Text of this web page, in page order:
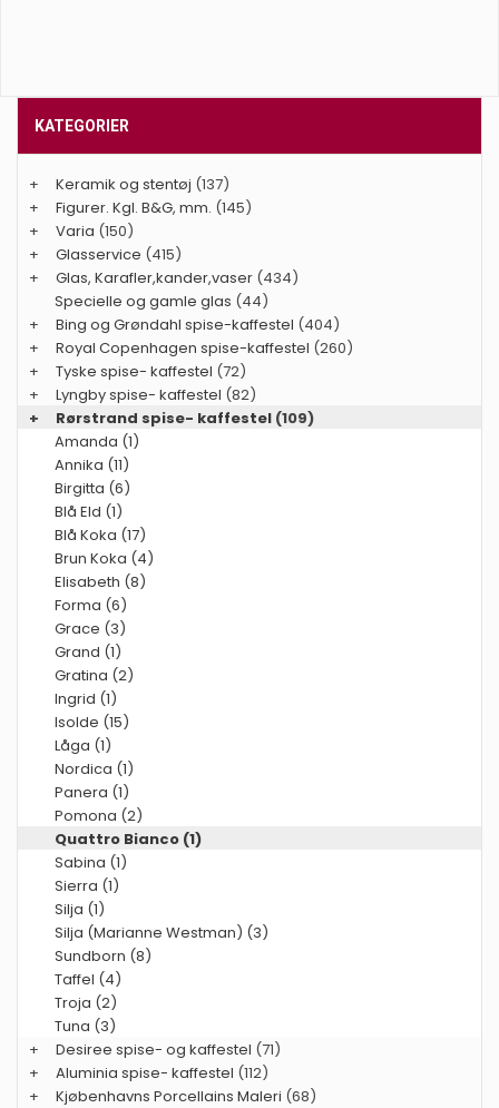
KATEGORIER
+ Keramik og stentøj (137)
+
Figurer. Kgl. B&G, mm. (145)
+
Varia (150)
+
Glasservice (415)
+
Glas, Karafler,kander,vaser (434)
Specielle og gamle glas (44)
+
Bing og Grøndahl spise-kaffestel (404)
+
Royal Copenhagen spise-kaffestel (260)
+
Tyske spise- kaffestel (72)
+
Lyngby spise- kaffestel (82)
+
Rørstrand spise- kaffestel (109)
Amanda (1)
Annika (11)
Birgitta (6)
Blå Eld (1)
Blå Koka (17)
Brun Koka (4)
Elisabeth (8)
Forma (6)
Grace (3)
Grand (1)
Gratina (2)
Ingrid (1)
Isolde (15)
Låga (1)
Nordica (1)
Panera (1)
Pomona (2)
Quattro Bianco (1)
Sabina (1)
Sierra (1)
Silja (1)
Silja (Marianne Westman) (3)
Sundborn (8)
Taffel (4)
Troja (2)
Tuna (3)
+
Desiree spise- og kaffestel (71)
+
Aluminia spise- kaffestel (112)
+
Kjøbenhavns Porcellains Maleri (68)